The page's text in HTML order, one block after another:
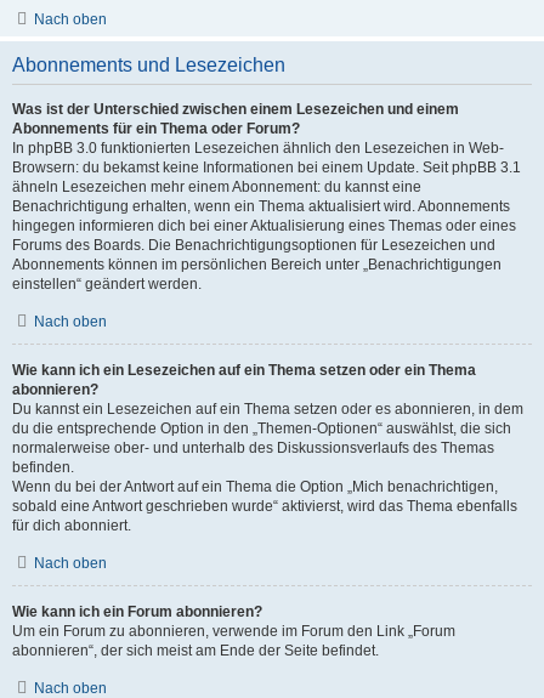
Nach oben
Abonnements und Lesezeichen
Was ist der Unterschied zwischen einem Lesezeichen und einem
Abonnements für ein Thema oder Forum?
In phpBB 3.0 funktionierten Lesezeichen ähnlich den Lesezeichen in Web-
Browsern: du bekamst keine Informationen bei einem Update. Seit phpBB 3.1
ähneln Lesezeichen mehr einem Abonnement: du kannst eine
Benachrichtigung erhalten, wenn ein Thema aktualisiert wird. Abonnements
hingegen informieren dich bei einer Aktualisierung eines Themas oder eines
Forums des Boards. Die Benachrichtigungsoptionen für Lesezeichen und
Abonnements können im persönlichen Bereich unter „Benachrichtigungen
einstellen“ geändert werden.
Nach oben
Wie kann ich ein Lesezeichen auf ein Thema setzen oder ein Thema
abonnieren?
Du kannst ein Lesezeichen auf ein Thema setzen oder es abonnieren, in dem
du die entsprechende Option in den „Themen-Optionen“ auswählst, die sich
normalerweise ober- und unterhalb des Diskussionsverlaufs des Themas
befinden.
Wenn du bei der Antwort auf ein Thema die Option „Mich benachrichtigen,
sobald eine Antwort geschrieben wurde“ aktivierst, wird das Thema ebenfalls
für dich abonniert.
Nach oben
Wie kann ich ein Forum abonnieren?
Um ein Forum zu abonnieren, verwende im Forum den Link „Forum
abonnieren“, der sich meist am Ende der Seite befindet.
Nach oben